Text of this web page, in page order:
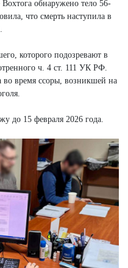
обнаружено тело 56-
что смерть наступила в
которого подозревают в
ч. 4 ст. 111 УК РФ.
время ссоры, возникшей на
до 15 февраля 2026 года.